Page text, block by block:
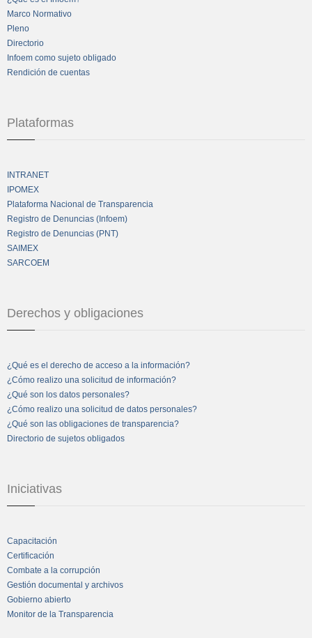
Marco Normativo
Pleno
Directorio
Infoem como sujeto obligado
Rendición de cuentas
Plataformas
INTRANET
IPOMEX
Plataforma Nacional de Transparencia
Registro de Denuncias (Infoem)
Registro de Denuncias (PNT)
SAIMEX
SARCOEM
Derechos y obligaciones
¿Qué es el derecho de acceso a la información?
¿Cómo realizo una solicitud de información?
¿Qué son los datos personales?
¿Cómo realizo una solicitud de datos personales?
¿Qué son las obligaciones de transparencia?
Directorio de sujetos obligados
Iniciativas
Capacitación
Certificación
Combate a la corrupción
Gestión documental y archivos
Gobierno abierto
Monitor de la Transparencia